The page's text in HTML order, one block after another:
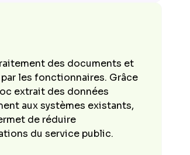
des documents et
les fonctionnaires. Grâce
extrait des données
aux systèmes existants,
de réduire
du service public.